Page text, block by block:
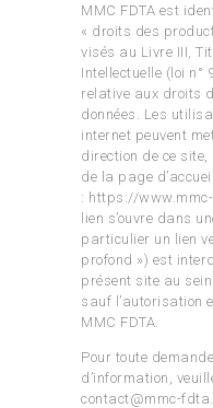
MMC FDTA est
« droits des
visés au Livre III,
Intellectuelle (loi n°
relative aux droits
données. Les
internet peuvent
direction de ce
de la page
: https://
lien s’ouvre dans
particulier un lien
profond ») est
présent site au
sauf l’autorisation
MMC FDTA.
Pour toute
d’information,
contact@mmc-